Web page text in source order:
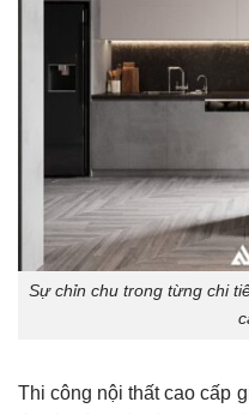
Sự chỉn chu trong từng chi
Thi công nội thất cao cấp